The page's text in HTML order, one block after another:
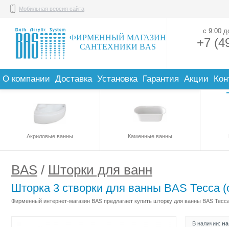
ФИРМЕННЫЙ МАГАЗИН
САНТЕХНИКИ BAS
Мобильная версия сайта
+7
с 9:00
О компании Доставка Установка Гарантия Акции
Акриловые ванны Каменные ванны
BAS / Шторки для ванн
Шторка 3 створки для ванны BAS Тесса
Фирменный интернет-магазин BAS предлагает купить шторку для ванны BAS
В наличии: